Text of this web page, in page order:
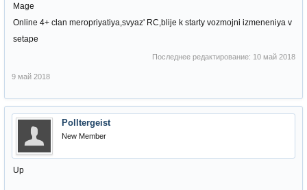
Mage
Online 4+ clan meropriyatiya,svyaz' RC,blije k starty vozmojni izmeneniya v
setape
Последнее редактирование: 10 май 2018
9 май 2018
Polltergeist
New Member
Up